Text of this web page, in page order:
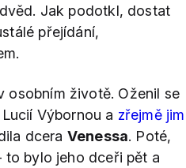
Jak podotkl, dostat
přejídání,
osobním životě. Oženil se
Výbornou a zřejmě jim
dcera Venessa. Poté,
to bylo jeho dceři pět a